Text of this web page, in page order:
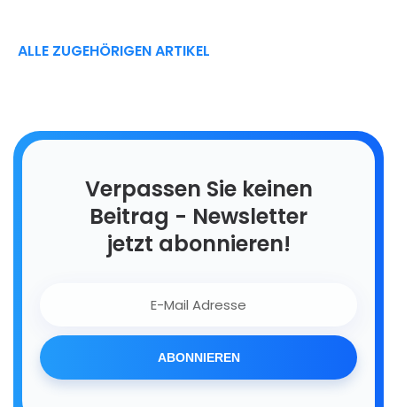
ALLE ZUGEHÖRIGEN ARTIKEL
Verpassen Sie keinen
Beitrag - Newsletter
jetzt abonnieren!
ABONNIEREN